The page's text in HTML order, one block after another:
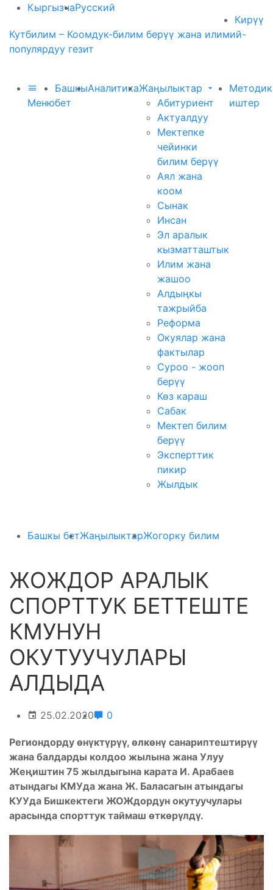
КыргызчаРусский
Кирүү
Кутбилим – Коомдук-билим берүү жана илимий-
популярдуу гезит
Меню
Башкы
бет
АналитикаЖаңылыктар
Абитуриент
Актуалдуу
Мектепке
чейинки
билим берүү
Аял жана
коом
Сынак
Инсан
Эл аралык
кызматташтык
Илим жана
жашоо
Алдыңкы
тажрыйба
Реформа
Окуялар жана
фактылар
Суроо - жооп
берүү
Көз караш
Сабак
Мектеп билим
берүү
Эксперттик
пикир
Жылдык
иштер
Башкы бетЖаңылыктарЖогорку билим
ЖОЖДОР АРАЛЫК
СПОРТТУК БЕТТЕШТЕ
КМУНУН
ОКУТУУЧУЛАРЫ
АЛДЫДА
25.02.2020 0
Региондорду өнүктүрүү, өлкөнү санариптештирүү
жана балдарды колдоо жылына жана Улуу
Жеңиштин 75 жылдыгына карата И. Арабаев
атындагы КМУда жана Ж. Баласагын атындагы
КУУда Бишкектеги ЖОЖдордун окутуучулары
арасында спорттук таймаш өткөрүлдү.